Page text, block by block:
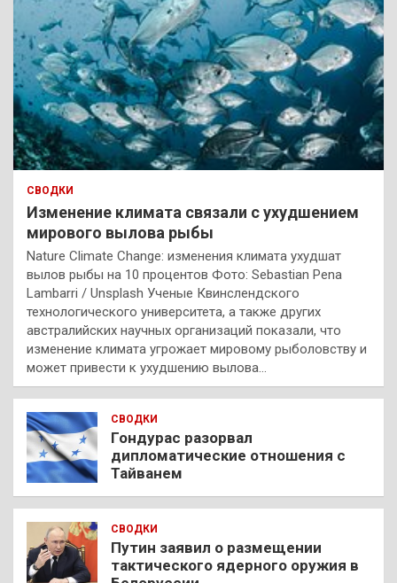
СВОДКИ
Изменение климата связали с ухудшением
мирового вылова рыбы
Nature Climate Change: изменения климата ухудшат
вылов рыбы на 10 процентов Фото: Sebastian Pena
Lambarri / Unsplash Ученые Квинслендского
технологического университета, а также других
австралийских научных организаций показали, что
изменение климата угрожает мировому рыболовству и
может привести к ухудшению вылова…
СВОДКИ
Гондурас разорвал
дипломатические отношения с
Тайванем
СВОДКИ
Путин заявил о размещении
тактического ядерного оружия в